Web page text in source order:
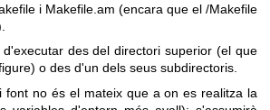
i Makefile.am (encara que el /Makefile
des del directori superior (el que
o des d'un dels seus subdirectoris.
font no és el mateix que a on es realitza la